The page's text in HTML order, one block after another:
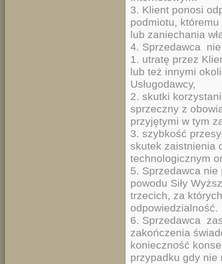
3. Klient ponosi
podmiotu, któremu
lub zaniechania
4. Sprzedawca
1. utratę przez
lub też innymi
Usługodawcy,
2. skutki
sprzeczny z
przyjętymi w tym
3. szybkość
skutek zaistnienia
technologicznym
5. Sprzedawca
powodu Siły
trzecich, za
odpowiedzialność.
6. Sprzedawca
zakończenia
konieczność
przypadku gdy nie